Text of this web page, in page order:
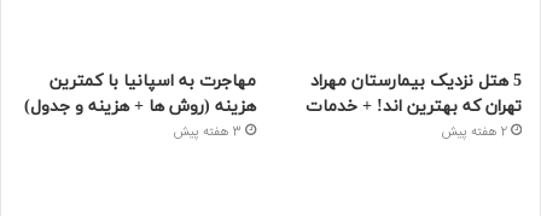
5 هتل نزدیک بیمارستان مهراد
تهران که بهترین‌ اند! + خدمات
2 هفته پیش
مهاجرت به اسپانیا با کمترین
هزینه (روش ها + هزینه و جدول)
3 هفته پیش